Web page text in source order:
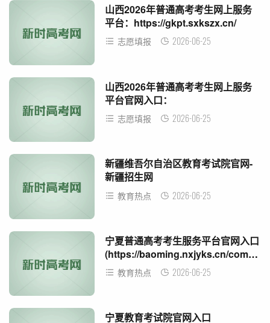
山西2026年普通高考考生网上服务
平台：https://gkpt.sxkszx.cn/
志愿填报 2026-06-25
山西2026年普通高考考生网上服务
平台官网入口：
https://gkpt.sxkszx.cn/
志愿填报 2026-06-25
新疆维吾尔自治区教育考试院官网-
新疆招生网
(https://www.xjzk.gov.cn)
教育热点 2026-06-25
宁夏普通高考考生服务平台官网入口
(https://baoming.nxjyks.cn/common)
教育热点 2026-06-25
宁夏教育考试院官网入口